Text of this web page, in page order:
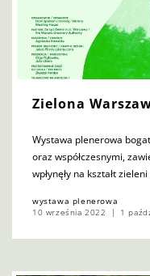
Zielona
Wystawa plenerowa
oraz współczesnymi,
wpłynęły na kształt
wystawa plenerowa
10 września 2022
1